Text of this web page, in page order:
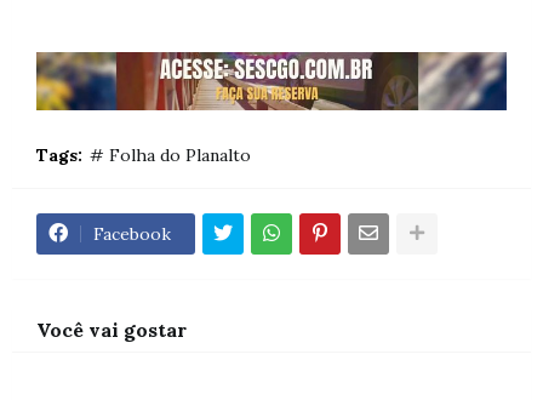
Tags: # Folha do Planalto
Facebook
Você vai gostar